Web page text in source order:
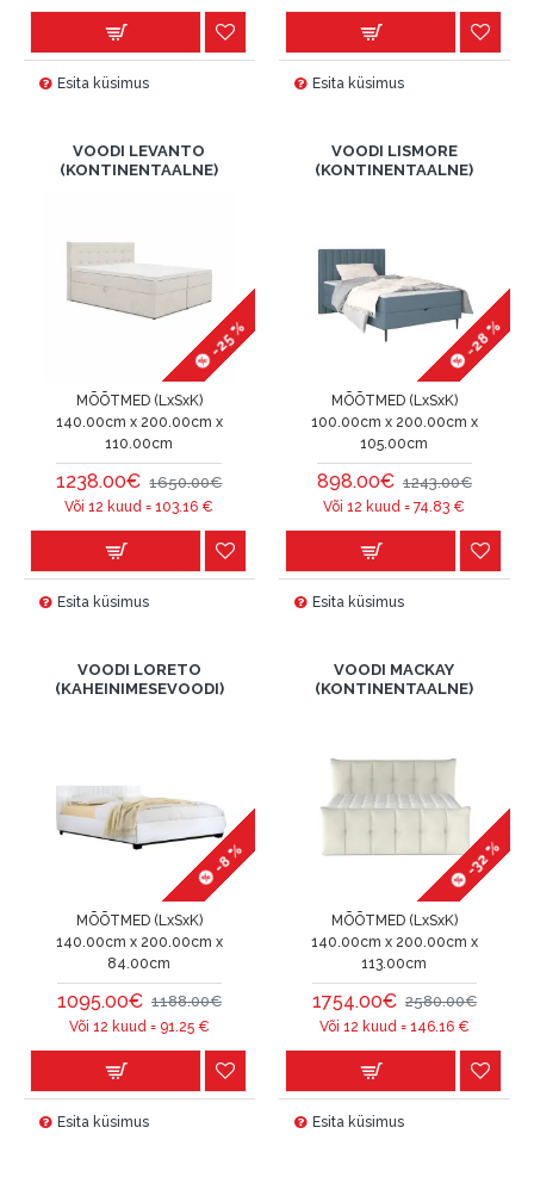
Esita küsimus Esita küsimus
VOODI LEVANTO
(KONTINENTAALNE)
-25 %
MÕÕTMED (LxSxK)
140.00cm x 200.00cm x
110.00cm
1238.00€ 1650.00€
Või 12 kuud =103.16 €
Esita küsimus
VOODI LISMORE
(KONTINENTAALNE)
-28 %
MÕÕTMED (LxSxK)
100.00cm x 200.00cm x
105.00cm
898.00€ 1243.00€
Või 12 kuud =74.83 €
Esita küsimus
VOODI LORETO
(KAHEINIMESEVOODI)
-8 %
MÕÕTMED (LxSxK)
140.00cm x 200.00cm x
84.00cm
1095.00€ 1188.00€
Või 12 kuud = 91.25€
Esita küsimus
VOODI MACKAY
(KONTINENTAALNE)
-32 %
MÕÕTMED (LxSxK)
140.00cm x 200.00cm x
113.00cm
1754.00€ 2580.00€
Või 12 kuud = 146.16€
Esita küsimus